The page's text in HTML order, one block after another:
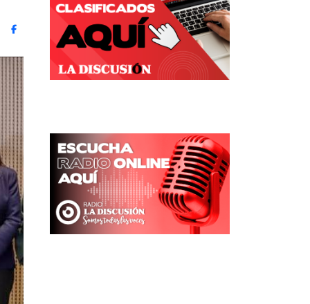
Facebook